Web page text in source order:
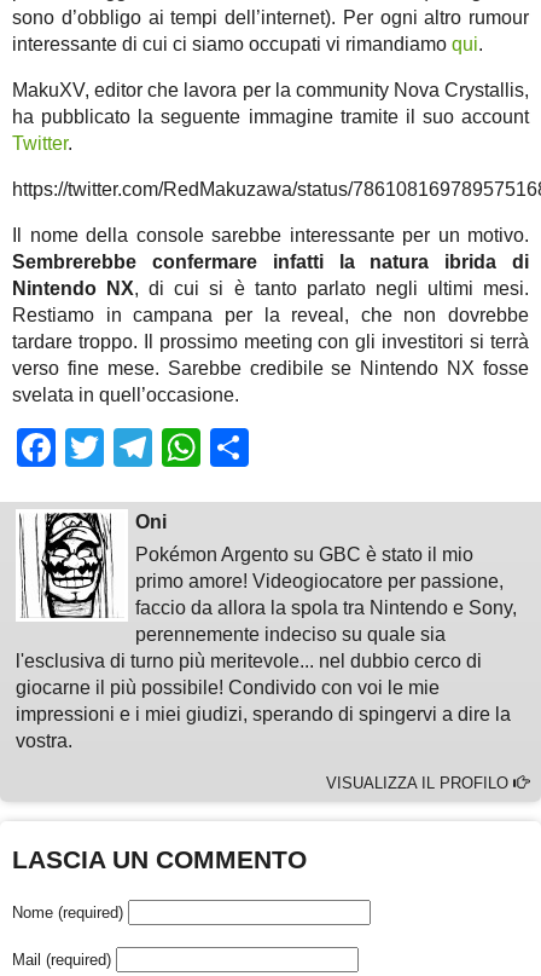
sono d’obbligo ai tempi dell’internet). Per ogni altro rumour
interessante di cui ci siamo occupati vi rimandiamo qui.
MakuXV, editor che lavora per la community Nova Crystallis,
ha pubblicato la seguente immagine tramite il suo account
Twitter.
https://twitter.com/RedMakuzawa/status/
Il nome della console sarebbe interessante per un motivo.
Sembrerebbe confermare infatti la natura ibrida di
Nintendo NX, di cui si è tanto parlato negli ultimi mesi.
Restiamo in campana per la reveal, che non dovrebbe
tardare troppo. Il prossimo meeting con gli investitori si terrà
verso fine mese. Sarebbe credibile se Nintendo NX fosse
svelata in quell’occasione.
Facebook
TwitterTelegram
WhatsApp
Oni
Pokémon Argento su GBC è stato il mio
primo amore! Videogiocatore per passione,
faccio da allora la spola tra Nintendo e Sony,
perennemente indeciso su quale sia
l'esclusiva di turno più meritevole... nel dubbio cerco di
giocarne il più possibile! Condivido con voi le mie
impressioni e i miei giudizi, sperando di spingervi a dire la
vostra.
VISUALIZZA IL PROFILO
LASCIA UN COMMENTO
Nome (required)
Mail (required)